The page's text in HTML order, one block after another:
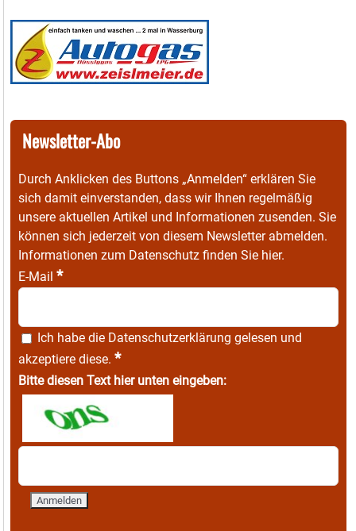
Newsletter-Abo
Durch Anklicken des Buttons „Anmelden“ erklären Sie
sich damit einverstanden, dass wir Ihnen regelmäßig
unsere aktuellen Artikel und Informationen zusenden. Sie
können sich jederzeit von diesem Newsletter abmelden.
Informationen zum Datenschutz finden Sie hier.
E-Mail *
Ich habe die Datenschutzerklärung gelesen und
akzeptiere diese. *
Bitte diesen Text hier unten eingeben: